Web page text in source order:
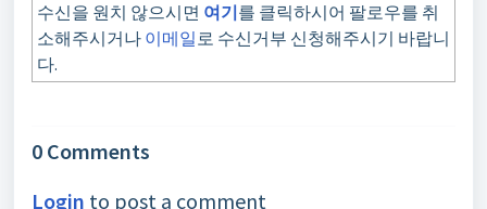
수신을 원치 않으시면 여기를 클릭하시어 팔로우를 취
소해주시거나 이메일로 수신거부 신청해주시기 바랍니
다.
0 Comments
Login to post a comment